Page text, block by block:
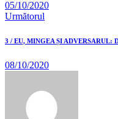
05/10/2020
Următorul
3 / EU, MINGEA ȘI ADVERSARUL:
08/10/2020